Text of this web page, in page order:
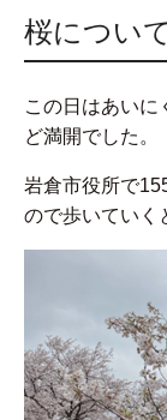
桜について
この日はあいに
ど満開でした。
岩倉市役所で
ので歩いていく